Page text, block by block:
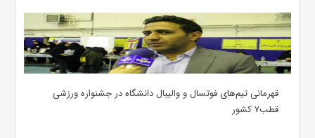
قهرمانی تیم‌های فوتسال و والیبال دانشگاه در جشنواره ورزشی
قطب۷ کشور